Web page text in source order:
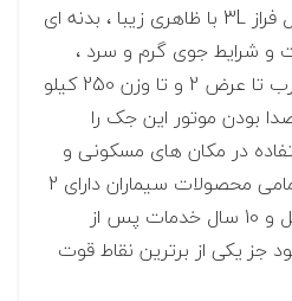
جک پارکینگ سیماران مدل فراز 3L با ظاهری زیبا ، بدنه ای
و شرایط جوی گرم و سرد ،
قدرت جابجایی هر لنگه درب تا عرض 2 و تا وزن 250 کیلو
بودن موتور این جک را
در مکان های مسکونی و
اداری تبدیل کرده است. تمامی محصولات سیماران دارای 2
سال گارانتی رایگان در محل و 10 سال خدمات پس از
جز یکی از برترین نقاط قوت